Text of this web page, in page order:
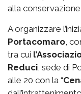
alla
A organizzare
Portacomaro ,
tra cui
Reduci , sede di
alle 20 con la “